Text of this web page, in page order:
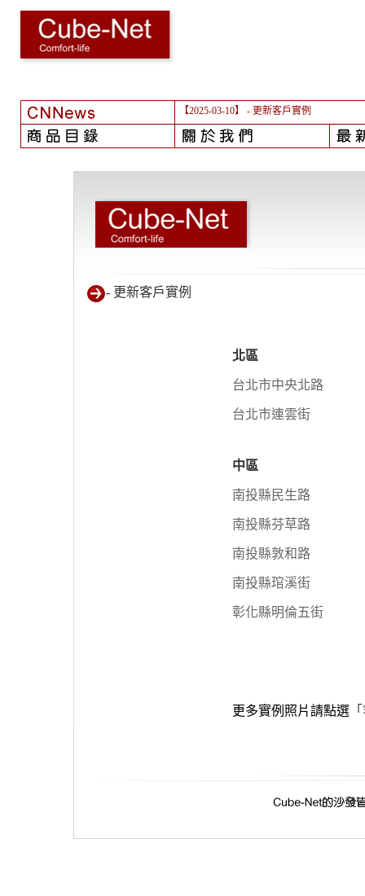
【2025-03-10】 - 更新客戶實例
- 更新客戶實例
北區
台北市中央北路
台北市連雲街
中區
南投縣民生路
南投縣芬草路
南投縣敦和路
南投縣琯溪街
彰化縣明倫五街
更多實例照片請點選 「